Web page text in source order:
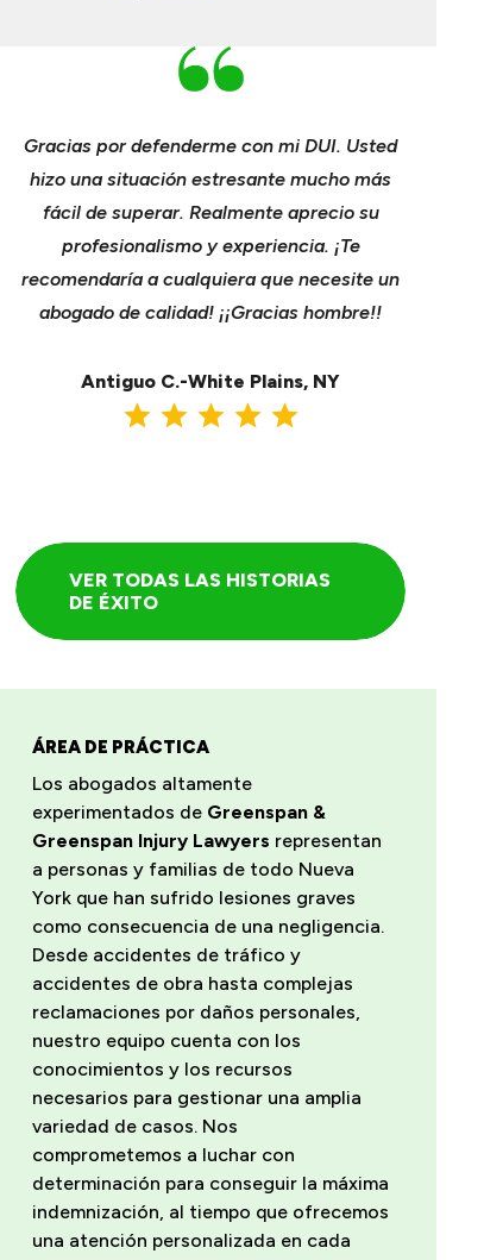
Gracias por defenderme con mi DUI. Usted
hizo una situación estresante mucho más
fácil de superar. Realmente aprecio su
profesionalismo y experiencia. ¡Te
recomendaría a cualquiera que necesite un
abogado de calidad! ¡¡Gracias hombre!!
Antiguo C.-White Plains, NY
VER TODAS LAS HISTORIAS
DE ÉXITO
ÁREA DE PRÁCTICA
Los abogados altamente
experimentados de Greenspan &
Greenspan Injury Lawyers representan
a personas y familias de todo Nueva
York que han sufrido lesiones graves
como consecuencia de una negligencia.
Desde accidentes de tráfico y
accidentes de obra hasta complejas
reclamaciones por daños personales,
nuestro equipo cuenta con los
conocimientos y los recursos
necesarios para gestionar una amplia
variedad de casos. Nos
comprometemos a luchar con
determinación para conseguir la máxima
indemnización, al tiempo que ofrecemos
una atención personalizada en cada